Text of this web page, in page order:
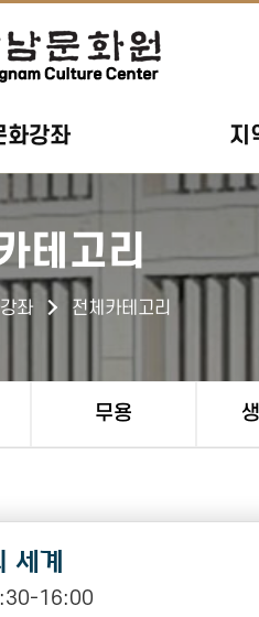
화강좌 지
테고리
좌 전체카테고리
무용
세계
16:00